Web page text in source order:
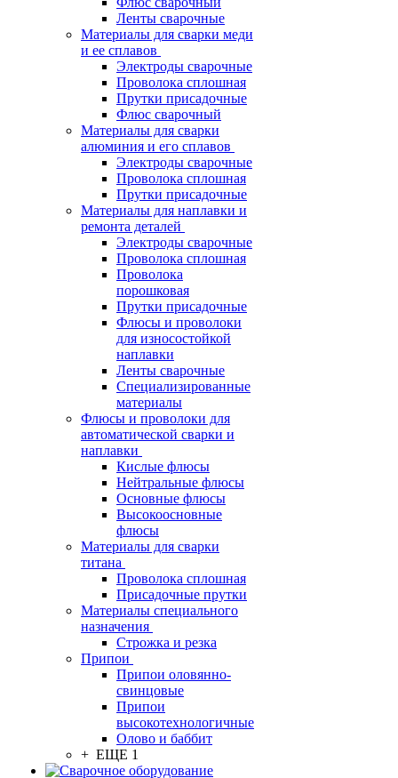
Ленты сварочные
Материалы для сварки меди
и ее сплавов
Электроды сварочные
Проволока сплошная
Прутки присадочные
Флюс сварочный
Материалы для сварки
алюминия и его сплавов
Электроды сварочные
Проволока сплошная
Прутки присадочные
Материалы для наплавки и
ремонта деталей
Электроды сварочные
Проволока сплошная
Проволока
порошковая
Прутки присадочные
Флюсы и проволоки
для износостойкой
наплавки
Ленты сварочные
Специализированные
материалы
Флюсы и проволоки для
автоматической сварки и
наплавки
Кислые флюсы
Нейтральные флюсы
Основные флюсы
Высокоосновные
флюсы
Материалы для сварки
титана
Проволока сплошная
Присадочные прутки
Материалы специального
назначения
Строжка и резка
Припои
Припои оловянно-
свинцовые
Припои
высокотехнологичные
Олово и баббит
+ ЕЩЕ 1